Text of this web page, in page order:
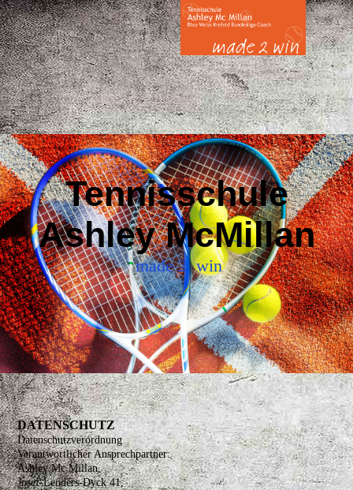
Tennisschule
Ashley McMillan
made 2 win
DATENSCHUTZ
Datenschutzverordnung
Verantwortlicher Ansprechpartner:
Ashley Mc Millan,
Josef-Lenders-Dyck 41,